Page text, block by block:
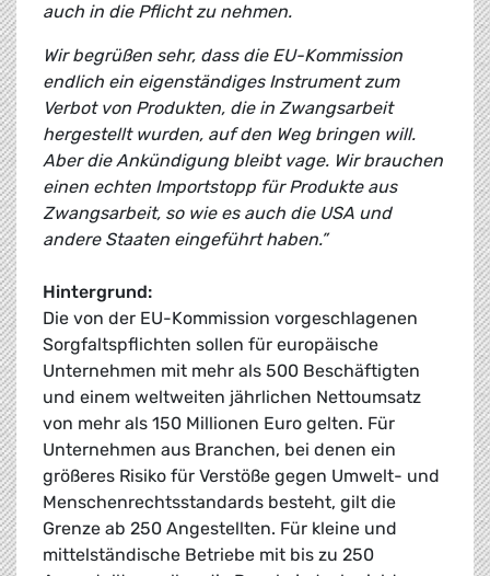
auch in die Pflicht zu nehmen.
Wir begrüßen sehr, dass die EU-Kommission
endlich ein eigenständiges Instrument zum
Verbot von Produkten, die in Zwangsarbeit
hergestellt wurden, auf den Weg bringen will.
Aber die Ankündigung bleibt vage. Wir brauchen
einen echten Importstopp für Produkte aus
Zwangsarbeit, so wie es auch die USA und
andere Staaten eingeführt haben.”
Hintergrund:
Die von der EU-Kommission vorgeschlagenen
Sorgfaltspflichten sollen für europäische
Unternehmen mit mehr als 500 Beschäftigten
und einem weltweiten jährlichen Nettoumsatz
von mehr als 150 Millionen Euro gelten. Für
Unternehmen aus Branchen, bei denen ein
größeres Risiko für Verstöße gegen Umwelt- und
Menschenrechtsstandards besteht, gilt die
Grenze ab 250 Angestellten. Für kleine und
mittelständische Betriebe mit bis zu 250